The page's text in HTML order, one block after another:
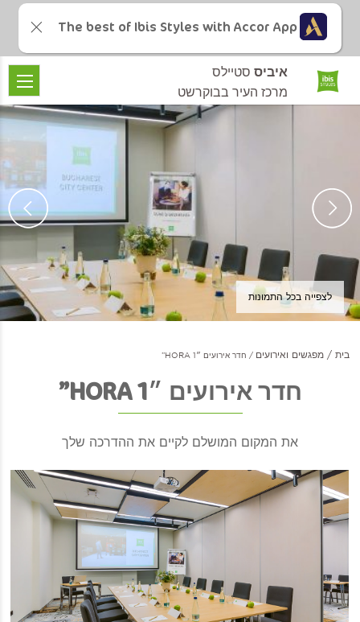
לצפייה בכל התמונות
בית מפגשים ואירועים חדר אירועים ״HORA 1”
חדר אירועים ״HORA 1”
את המקום המושלם לקיים את ההדרכה שלך
איביס סטיילס
מרכז העיר בבוקרשט
The best of Ibis Styles with Accor App